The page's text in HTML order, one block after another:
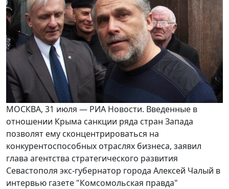
МОСКВА, 31 июля — РИА Новости. Введенные в
отношении Крыма санкции ряда стран Запада
позволят ему сконцентрироваться на
конкурентоспособных отраслях бизнеса, заявил
глава агентства стратегического развития
Севастополя экс-губернатор города Алексей Чалый в
интервью газете "Комсомольская правда"